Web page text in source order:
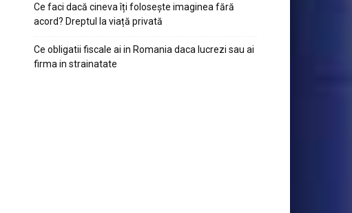
Ce faci dacă cineva îți folosește imaginea fără
acord? Dreptul la viață privată
Ce obligatii fiscale ai in Romania daca lucrezi sau ai
firma in strainatate